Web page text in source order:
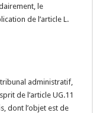
le
de l’article L.
tribunal administratif,
de l’article UG.11
dont l’objet est de